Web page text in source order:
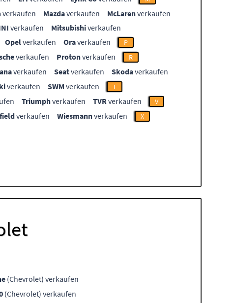
verkaufen Mazdaverkaufen McLarenverkaufen
verkaufen Mitsubishiverkaufen
Opelverkaufen Oraverkaufen P
verkaufen Protonverkaufen R
verkaufen Seatverkaufen Skodaverkaufen
verkaufen SWM verkaufen T
Triumphverkaufen TVRverkaufen V
verkaufen Wiesmannverkaufen X
(Chevrolet) verkaufen
(Chevrolet) verkaufen